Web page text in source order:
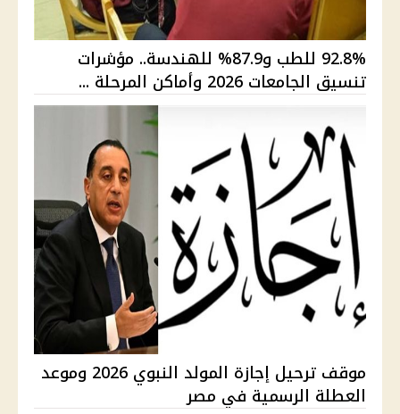
92.8% للطب و87.9% للهندسة.. مؤشرات
تنسيق الجامعات 2026 وأماكن المرحلة ...
موقف ترحيل إجازة المولد النبوي 2026 وموعد
العطلة الرسمية في مصر